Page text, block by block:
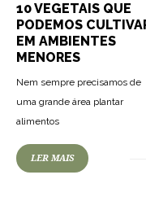
10 VEGETAIS QUE
PODEMOS
EM AMBIENTES
MENORES
Nem sempre precisamos de
uma grande área plantar
alimentos
LER MAIS